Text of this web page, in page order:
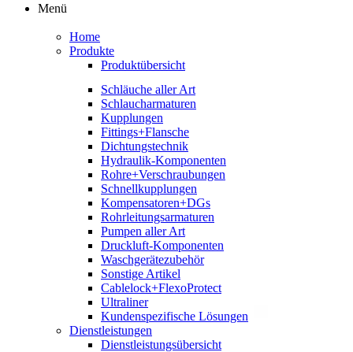
Menü
Home
Produkte
Produktübersicht
Schläuche aller Art
Schlaucharmaturen
Kupplungen
Fittings+Flansche
Dichtungstechnik
Hydraulik-Komponenten
Rohre+Verschraubungen
Schnellkupplungen
Kompensatoren+DGs
Rohrleitungsarmaturen
Pumpen aller Art
Druckluft-Komponenten
Waschgerätezubehör
Sonstige Artikel
Cablelock+FlexoProtect
Ultraliner
Kundenspezifische Lösungen
Dienstleistungen
Dienstleistungsübersicht